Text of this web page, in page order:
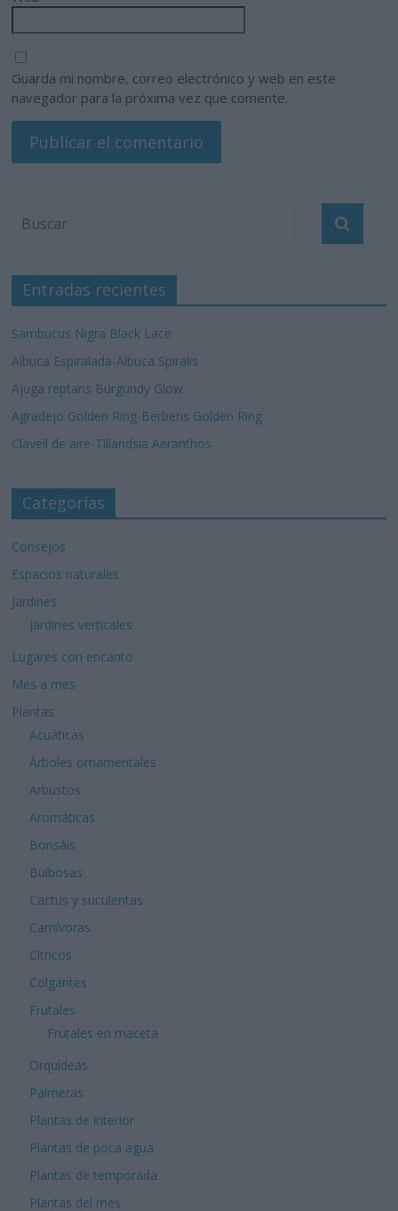
Guarda mi nombre, correo electrónico y web en este
navegador para la próxima vez que comente.
Entradas recientes
Sambucus Nigra Black Lace
Albuca Espiralada-Albuca Spiralis
Ajuga reptans Burgundy Glow
Agradejo Golden Ring-Berberis Golden Ring
Clavell de aire-Tillandsia Aeranthos
Categorías
Consejos
Espacios naturales
Jardines
Jardines verticales
Lugares con encanto
Mes a mes
Plantas
Acuáticas
Árboles ornamentales
Arbustos
Aromáticas
Bonsáis
Bulbosas
Cactus y suculentas
Carnívoras
Cítricos
Colgantes
Frutales
Frutales en maceta
Orquídeas
Palmeras
Plantas de interior
Plantas de poca agua
Plantas de temporada
Plantas del mes